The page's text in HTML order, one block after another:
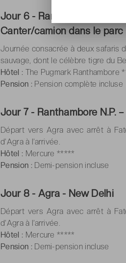
Jour 6 - Ranthambore N.P.
Canter/camion dans le parc
Journée consacrée à deux safaris
sauvage, dont le célèbre tigre du
Hôtel : The Pugmark Ranthambore
Pension : Pension complète incluse
Jour 7 - Ranthambore N.P.
Départ vers Agra avec arrêt à
d’Agra à l’arrivée.
Hôtel : Mercure *****
Pension : Demi-pension incluse
Jour 8 - Agra - New Delhi
Départ vers Agra avec arrêt à
d’Agra à l’arrivée.
Hôtel : Mercure *****
Pension : Demi-pension incluse